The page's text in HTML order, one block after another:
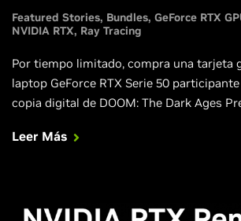
Featured Stories Bundles GeForce RTX
NVIDIA RTX Ray Tracing
Por tiempo limitado, compra una tarjeta
laptop GeForce RTX Serie 50
copia digital de DOOM: The Dark Ages
de mayo con Generación de Fotogramas
Leer Más